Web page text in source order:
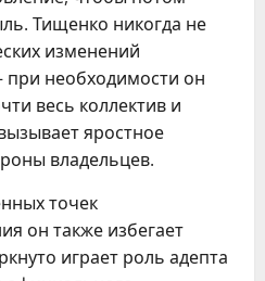
Тищенко никогда не
изменений
необходимости он
весь коллектив и
яростное
владельцев.
точек
он также избегает
играет роль адепта